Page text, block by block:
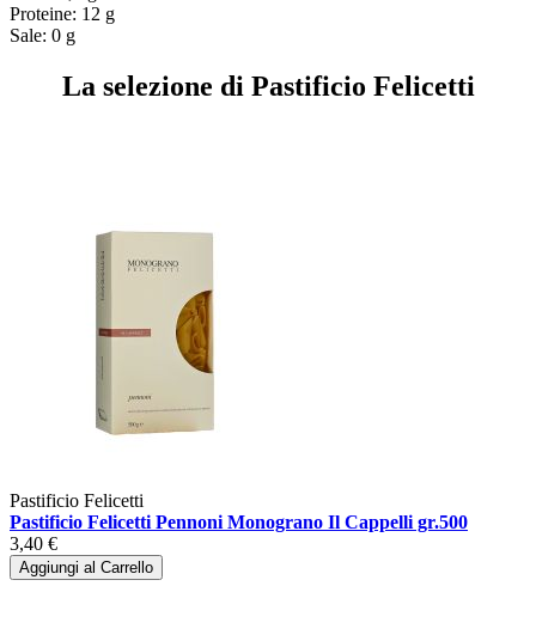
Proteine: 12 g
Sale: 0 g
La selezione di Pastificio Felicetti
Pastificio Felicetti
Pastificio Felicetti Pennoni Monograno Il Cappelli gr.500
3,40 €
Aggiungi al Carrello